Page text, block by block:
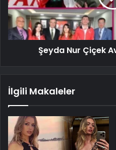
Şeyda Nur Çiçek
İlgili Makaleler